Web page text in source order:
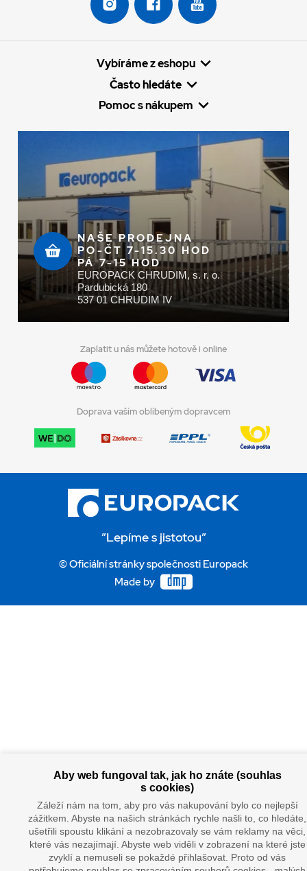
Vybíráme z eshopu
Často hledáte
Pomoc s nákupem
NAŠE PRODEJNA
PO-ČT 7-15.30 HOD
PÁ 7-15 HOD
EUROPACK CHRUDIM, s. r. o.
Pardubická 180
537 01 CHRUDIM IV
Zaplatit u nás můžete hotově i online
Doprava vaším oblíbeným dopravcem
”Lepíme s jistotou”
© Oficiální stránky společnosti Europack
Made by
Aby web fungoval tak, jak ho znáte (souhlas
s cookies)
Záleží nám na tom, aby pro vás nakupování bylo co nejlepší
zážitkem. Abyste na našich stránkách rychle našli to, co hledáte,
ušetřili spoustu klikání a nezobrazovaly se vám reklamy na věci,
které vás nezajímají. Abyste web viděli v zobrazení na které jste
zvyklí a nemuseli se pokaždé přihlašovat. Proto od vás